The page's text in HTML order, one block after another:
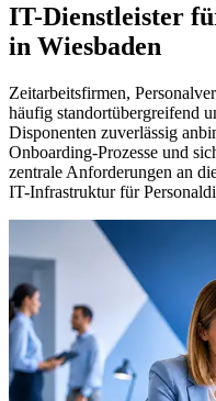
IT-Dienstleister
in Wiesbaden
Zeitarbeitsfirmen,
häufig standortübergreifend
Disponenten zuverlässig
Onboarding-Prozesse und
zentrale Anforderungen an
IT-Infrastruktur für